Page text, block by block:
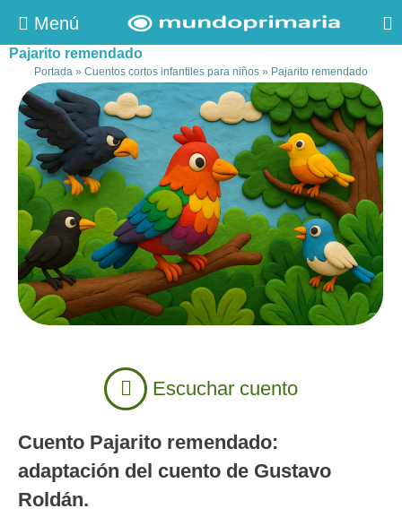
Menú
Pajarito remendado
Portada » Cuentos cortos infantiles para niños » Pajarito remendado
Escuchar cuento
Cuento Pajarito remendado:
adaptación del cuento de Gustavo
Roldán.